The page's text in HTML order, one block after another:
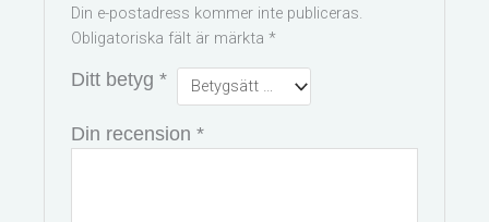
Din e-postadress kommer inte publiceras.
Obligatoriska fält är märkta*
Ditt betyg*
Din recension*